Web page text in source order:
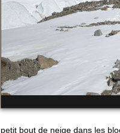
bout de neige dans les